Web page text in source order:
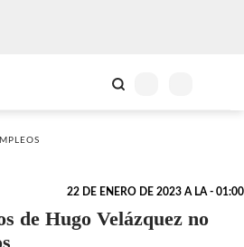
22 DE ENERO DE 2023 A LA - 01:00
de Hugo Velázquez no